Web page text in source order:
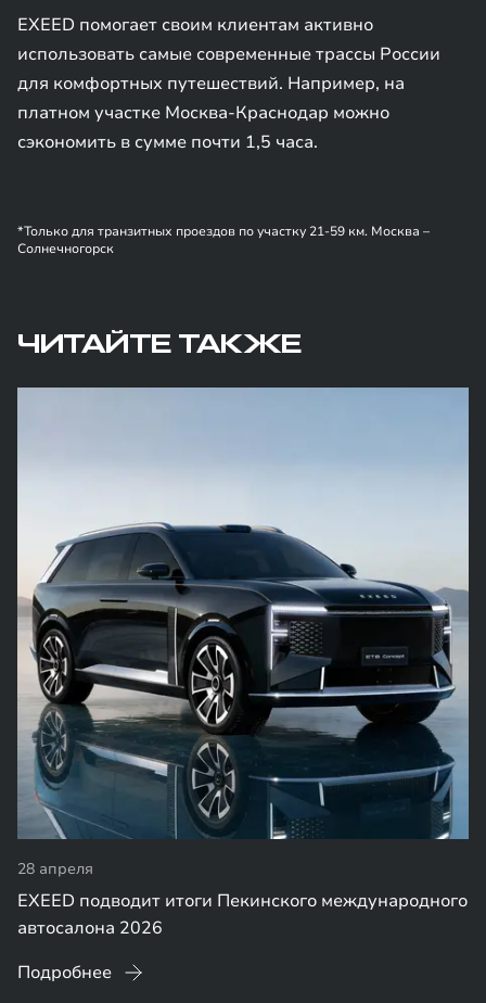
EXEED помогает своим клиентам активно
использовать самые современные трассы России
для комфортных путешествий. Например, на
платном участке Москва-Краснодар можно
сэкономить в сумме почти 1,5 часа.
*Только для транзитных проездов по участку 21-59 км. Москва –
Солнечногорск
ЧИТАЙТЕ ТАКЖЕ
28 апреля
EXEED подводит итоги Пекинского международного
автосалона 2026
Подробнее